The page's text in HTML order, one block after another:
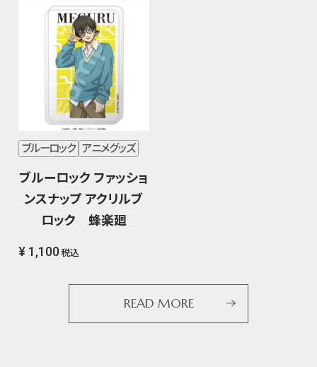
ブルーロック アニメグッズ
ブルーロック ファッショ
ンスナップ アクリルブ
ロック 蜂楽廻
¥ 1,100 税込
READ MORE